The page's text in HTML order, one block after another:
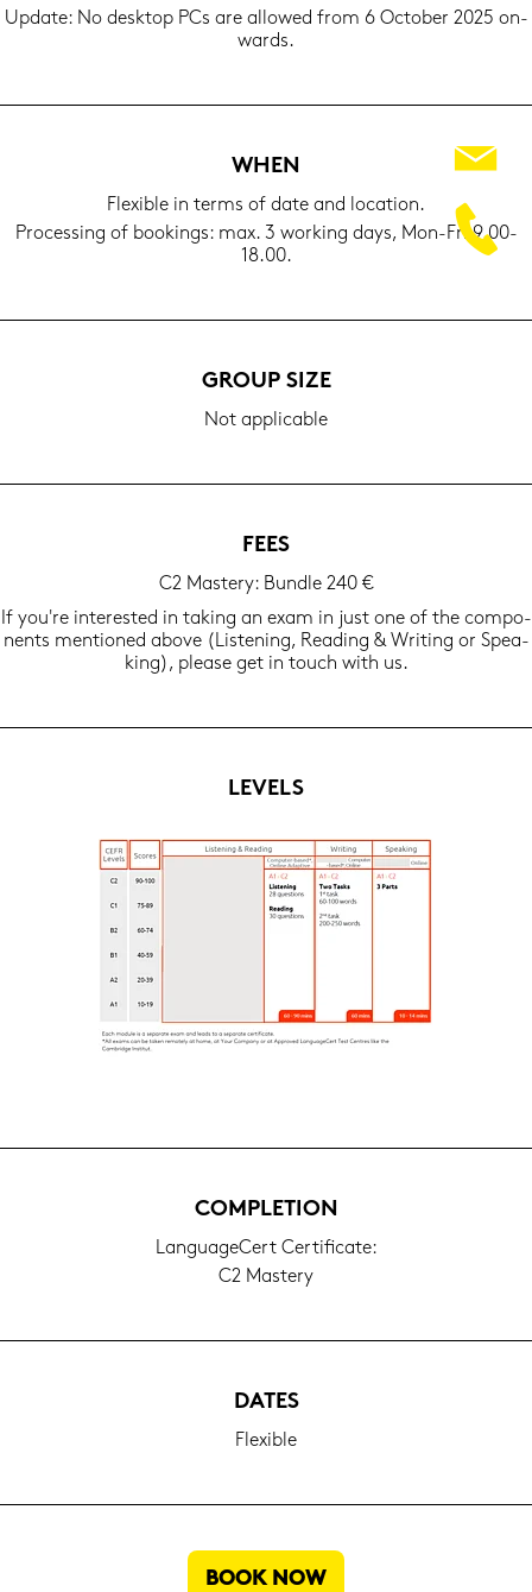
Up­date: No desk­top PCs are al­lo­wed from 6 Oc­to­ber 2025 on­
wards.
WHEN
Fle­xi­ble in terms of date and lo­ca­ti­on.
Proces­sing of boo­kings: max. 3 work­ing days, Mon-​Fri 9.00-
18.00.
GROUP SIZE
Not ap­pli­ca­ble
FEES
C2 Mas­tery: Bund­le 240 €
If you're in­te­res­ted in ta­king an exam in just one of the com­po­
n­ents men­tio­ned above (Lis­te­ning, Rea­ding & Wri­ting or Spea­
king), plea­se get in touch with us.
LE­VELS
COM­PLE­TI­ON
Lan­guageCert Cer­ti­fi­ca­te:
C2 Mas­tery
DATES
Fle­xi­ble
BOOK NOW